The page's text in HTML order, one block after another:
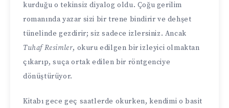
kurduğu o tekinsiz diyalog oldu. Çoğu gerilim
romanında yazar sizi bir trene bindirir ve dehşet
tünelinde gezdirir; siz sadece izlersiniz. Ancak
Tuhaf Resimler, okuru edilgen bir izleyici olmaktan
çıkarıp, suça ortak edilen bir röntgenciye
dönüştürüyor.
Kitabı gece geç saatlerde okurken, kendimi o basit